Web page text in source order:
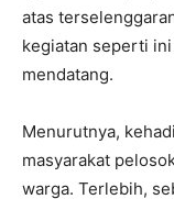
atas
kegiatan seperti
mendatang.
Menurutnya,
masyarakat
warga. Terlebih,